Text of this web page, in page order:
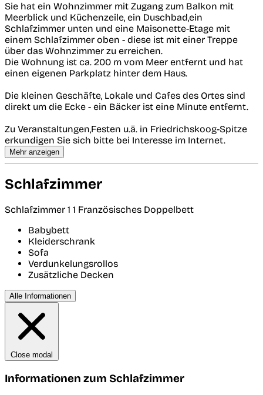
Sie hat ein Wohnzimmer mit Zugang zum Balkon mit
Meerblick und Küchenzeile, ein Duschbad,ein
Schlafzimmer unten und eine Maisonette-Etage mit
einem Schlafzimmer oben - diese ist mit einer Treppe
über das Wohnzimmer zu erreichen.
Die Wohnung ist ca. 200 m vom Meer entfernt und hat
einen eigenen Parkplatz hinter dem Haus.
Die kleinen Geschäfte, Lokale und Cafes des Ortes sind
direkt um die Ecke - ein Bäcker ist eine Minute entfernt.
Zu Veranstaltungen,Festen u.ä. in Friedrichskoog-Spitze
erkundigen Sie sich bitte bei Interesse im Internet.
Mehr anzeigen
Schlafzimmer
Schlafzimmer 1 1 Französisches Doppelbett
Babybett
Kleiderschrank
Sofa
Verdunkelungsrollos
Zusätzliche Decken
Alle Informationen
Close modal
Informationen zum Schlafzimmer